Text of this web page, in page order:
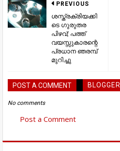
PREVIOUS
ശസ്ത്രക്രിയക്കി
ടെ ഗുരുതര
പിഴവ്; പത്ത്
വയസ്സുകാരന്റെ
പ്രധാന ഞരമ്പ്
മുറിച്ചു
POST A COMMENT BLOGGER
No comments
Post a Comment